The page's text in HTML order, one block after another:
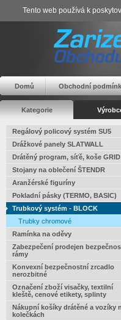
Domů Obchodní
Kategorie
Regálový policový systém SU5
Drážkové panely SLATWALL
Drátěný program, síťě, koše GRID
Stojany na oblečení ŠTENDR
Aranžérské figuríny
Pokladní pásky (TERMO, BASIC)
Trubkový systém - BLOCK
Trubky chromové
Ramínka na oděvy
Zabezpečení prodejen
rámy
Konvexní bezpečnostní zrcadlo
nerozbitné
Označení zboží visačky, textilní
kleště, cenové etikety, splinty
Nákupní košíky drátěné a vozíky
kolečkách
Tento web používá k